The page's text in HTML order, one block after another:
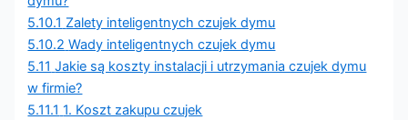
5.10.1 Zalety inteligentnych czujek dymu
5.10.2 Wady inteligentnych czujek dymu
5.11 Jakie są koszty instalacji i utrzymania czujek dymu
w firmie?
5.11.1 1. Koszt zakupu czujek